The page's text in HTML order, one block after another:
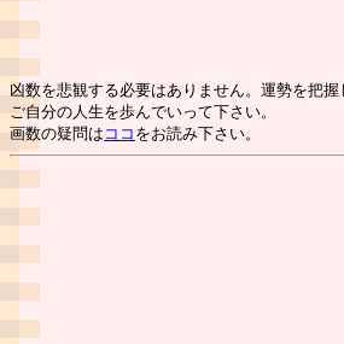
凶数を悲観する必要はありません。運勢を把
ご自分の人生を歩んでいって下さい。
画数の疑問は ココ をお読み下さい。